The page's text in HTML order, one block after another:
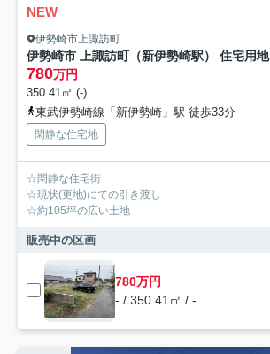
NEW
伊勢崎市上諏訪町
伊勢崎市 上諏訪町（新伊勢崎駅） 住宅用地
780万円
350.41㎡ (-)
東武伊勢崎線「新伊勢崎」駅 徒歩33分
閑静な住宅地
☆閑静な住宅街
☆現状(更地)にての引き渡し
☆約105坪の広い土地
販売中の区画
780万円
- / 350.41㎡ / -